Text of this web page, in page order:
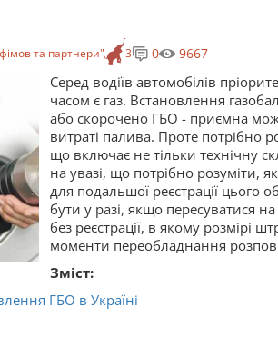
та партнери" 3 0 9667
Серед водіїв автомобілів
часом є газ. Встановлення
або скорочено ГБО - приємна
витраті палива. Проте потрібно
що включає не тільки технічну
на увазі, що потрібно розуміти,
для подальшої реєстрації цього
бути у разі, якщо пересуватися
без реєстрації, в якому розмірі
моменти переобладнання
Зміст:
ГБО в Україні